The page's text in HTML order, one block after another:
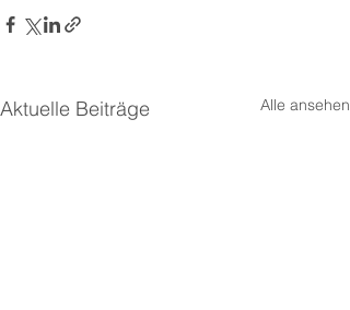
Aktuelle Beiträge Alle ansehen